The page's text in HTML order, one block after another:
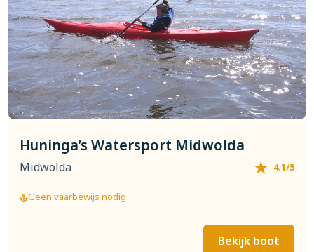
Huninga’s Watersport Midwolda
Midwolda 4.1/5
Geen vaarbewijs nodig
Bekijk boot